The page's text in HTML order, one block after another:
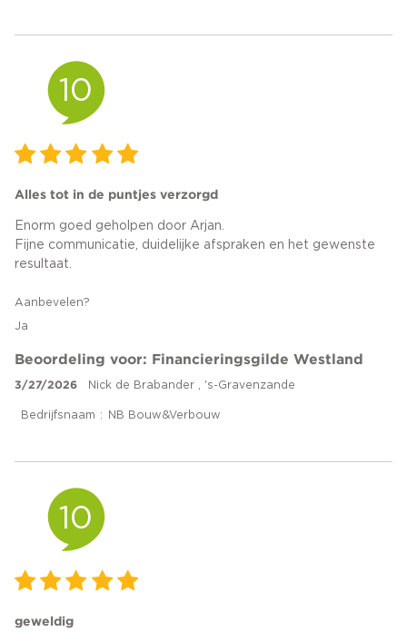
10
Alles tot in de puntjes verzorgd
Enorm goed geholpen door Arjan.
Fijne communicatie, duidelijke afspraken en het gewenste
resultaat.
Aanbevelen?
Ja
Beoordeling voor: Financieringsgilde Westland
3/27/2026 Nick de Brabander , 's-Gravenzande
Bedrijfsnaam NB Bouw&Verbouw
10
geweldig